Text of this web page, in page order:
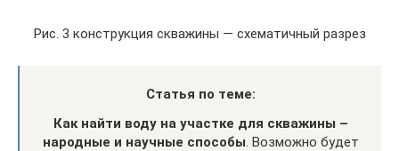
Рис. 3 конструкция скважины — схематичный разрез
Статья по теме:
Как найти воду на участке для скважины –
народные и научные способы . Возможно будет